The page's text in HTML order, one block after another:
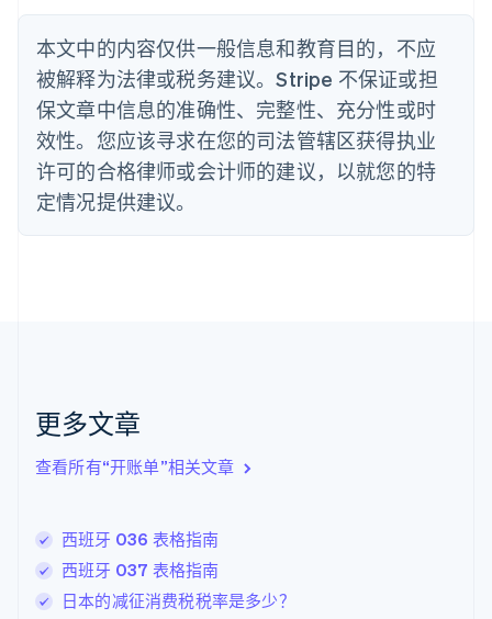
本文中的内容仅供一般信息和教育目的，不应
被解释为法律或税务建议。Stripe 不保证或担
保文章中信息的准确性、完整性、充分性或时
效性。您应该寻求在您的司法管辖区获得执业
许可的合格律师或会计师的建议，以就您的特
定情况提供建议。
更多文章
查看所有“开账单”相关文章
西班牙 036 表格指南
西班牙 037 表格指南
日本的减征消费税税率是多少？
English
丹麦
English
德国
DeutschEnglish
法国
FrançaisEnglish
芬兰
EnglishSvenska
English Italiano
拉脱维亚
立陶宛
DeutschEnglish
卢森堡
Français Deutsch English
罗马尼亚